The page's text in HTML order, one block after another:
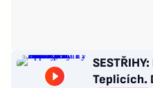
Teplicích.